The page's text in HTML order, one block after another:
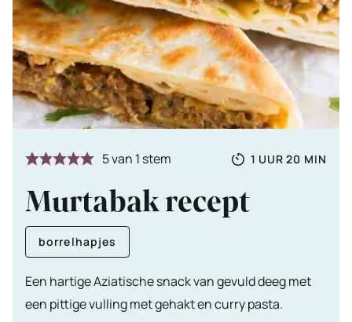
5van 1 stem
Totale
1 UUR
UUR 20 MIN
Murtabak recept
borrelhapjes
Een hartige Aziatische snack van gevuld deeg met
een pittige vulling met gehakt en curry pasta.